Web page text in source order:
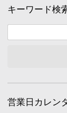
キーワード検
営業日カレン